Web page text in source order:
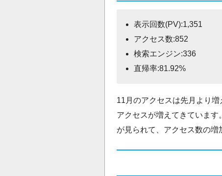
表示回数(PV):1,351
アクセス数:852
検索エンジン:336
直帰率:81.92%
11月のアクセスは先月より増
アクセスが増えてきていま
が見られて、アクセス数の増